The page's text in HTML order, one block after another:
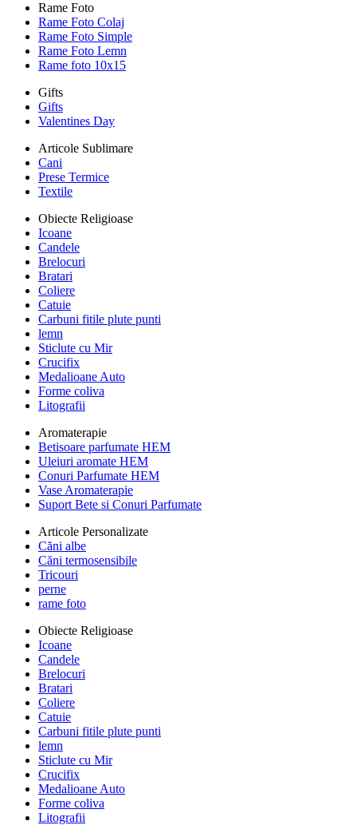
Rame Foto
Rame Foto Colaj
Rame Foto Simple
Rame Foto Lemn
Rame foto 10x15
Gifts
Gifts
Valentines Day
Articole Sublimare
Cani
Prese Termice
Textile
Obiecte Religioase
Icoane
Candele
Brelocuri
Bratari
Coliere
Catuie
Carbuni fitile plute punti
lemn
Sticlute cu Mir
Crucifix
Medalioane Auto
Forme coliva
Litografii
Aromaterapie
Betisoare parfumate HEM
Uleiuri aromate HEM
Conuri Parfumate HEM
Vase Aromaterapie
Suport Bete si Conuri Parfumate
Articole Personalizate
Căni albe
Căni termosensibile
Tricouri
perne
rame foto
Obiecte Religioase
Icoane
Candele
Brelocuri
Bratari
Coliere
Catuie
Carbuni fitile plute punti
lemn
Sticlute cu Mir
Crucifix
Medalioane Auto
Forme coliva
Litografii